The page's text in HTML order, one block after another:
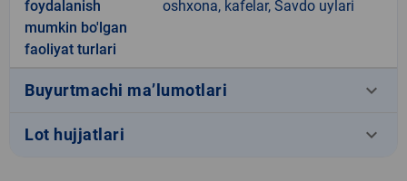
foydalanish
mumkin bo'lgan
faoliyat turlari
oshxona, kafelar, Savdo uylari
Buyurtmachi ma’lumotlari keyboard_arrow_down
Lot hujjatlari keyboard_arrow_down